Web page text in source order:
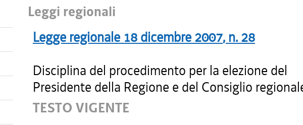
Leggi regionali
Legge regionale 18 dicembre 2007, n. 28
Disciplina del procedimento per la elezione del
Presidente della Regione e del Consiglio
TESTO VIGENTE